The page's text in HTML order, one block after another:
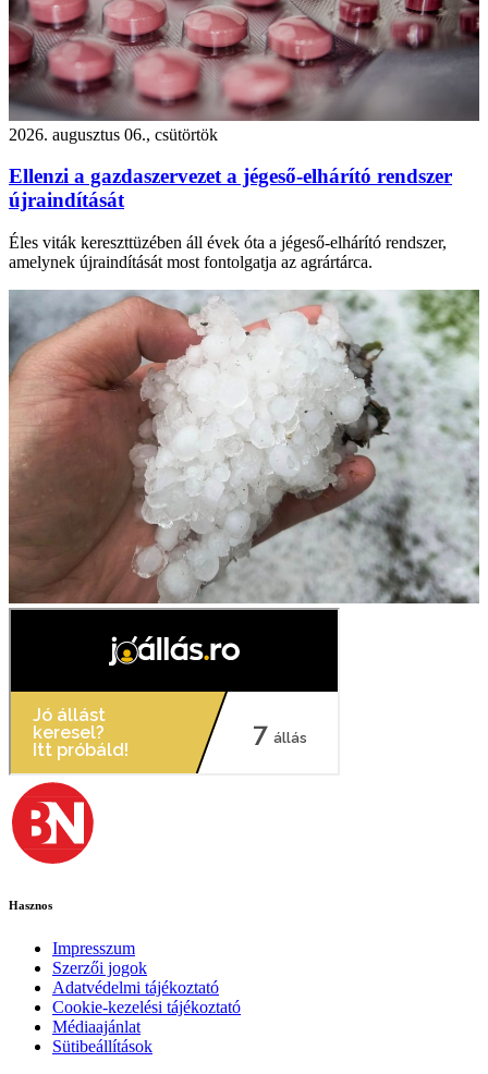
2026. augusztus 06., csütörtök
Ellenzi a gazdaszervezet a jégeső-elhárító rendszer
újraindítását
Éles viták kereszttüzében áll évek óta a jégeső-elhárító rendszer,
amelynek újraindítását most fontolgatja az agrártárca.
Hasznos
Impresszum
Szerzői jogok
Adatvédelmi tájékoztató
Cookie-kezelési tájékoztató
Médiaajánlat
Sütibeállítások